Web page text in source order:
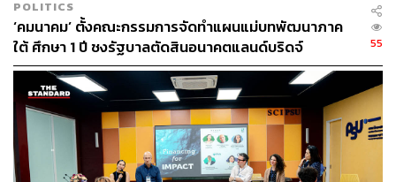
POLITICS
‘คมนาคม’ ตั้งคณะกรรมการจัดทำแผนแม่บทพัฒนาภาค
ใต้ ศึกษา 1 ปี ชงรัฐบาลตัดสินอนาคตแลนด์บริดจ์
55